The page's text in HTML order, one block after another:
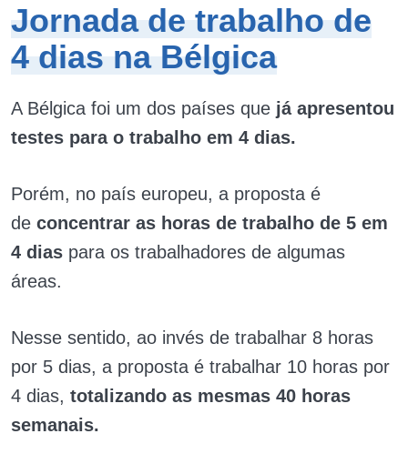
Jornada de trabalho de
4 dias na Bélgica
A Bélgica foi um dos países que já apresentou
testes para o trabalho em 4 dias.
Porém, no país europeu, a proposta é
de concentrar as horas de trabalho de 5 em
4 dias para os trabalhadores de algumas
áreas.
Nesse sentido, ao invés de trabalhar 8 horas
por 5 dias, a proposta é trabalhar 10 horas por
4 dias, totalizando as mesmas 40 horas
semanais.